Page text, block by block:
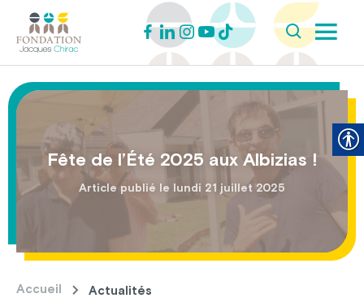
Fête de l’Été 2025 aux Albizias !
Article publié le lundi 21 juillet 2025
Accueil Actualités